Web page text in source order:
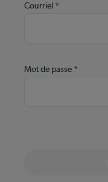
Courriel
Mot de passe